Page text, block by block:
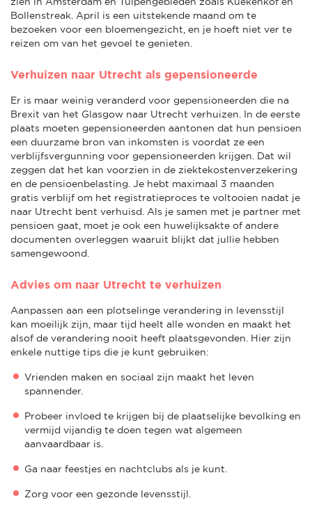
Bollenstreak. April is een uitstekende maand om te
bezoeken voor een bloemengezicht, en je hoeft niet ver te
reizen om van het gevoel te genieten.
Verhuizen naar Utrecht als gepensioneerde
Er is maar weinig veranderd voor gepensioneerden die na
Brexit van het Glasgow naar Utrecht verhuizen. In de eerste
plaats moeten gepensioneerden aantonen dat hun pensioen
een duurzame bron van inkomsten is voordat ze een
verblijfsvergunning voor gepensioneerden krijgen. Dat wil
zeggen dat het kan voorzien in de ziektekostenverzekering
en de pensioenbelasting. Je hebt maximaal 3 maanden
gratis verblijf om het registratieproces te voltooien nadat je
naar Utrecht bent verhuisd. Als je samen met je partner met
pensioen gaat, moet je ook een huwelijksakte of andere
documenten overleggen waaruit blijkt dat jullie hebben
samengewoond.
Advies om naar Utrecht te verhuizen
Aanpassen aan een plotselinge verandering in levensstijl
kan moeilijk zijn, maar tijd heelt alle wonden en maakt het
alsof de verandering nooit heeft plaatsgevonden. Hier zijn
enkele nuttige tips die je kunt gebruiken:
Vrienden maken en sociaal zijn maakt het leven
spannender.
Probeer invloed te krijgen bij de plaatselijke bevolking en
vermijd vijandig te doen tegen wat algemeen
aanvaardbaar is.
Ga naar feestjes en nachtclubs als je kunt.
Zorg voor een gezonde levensstijl.